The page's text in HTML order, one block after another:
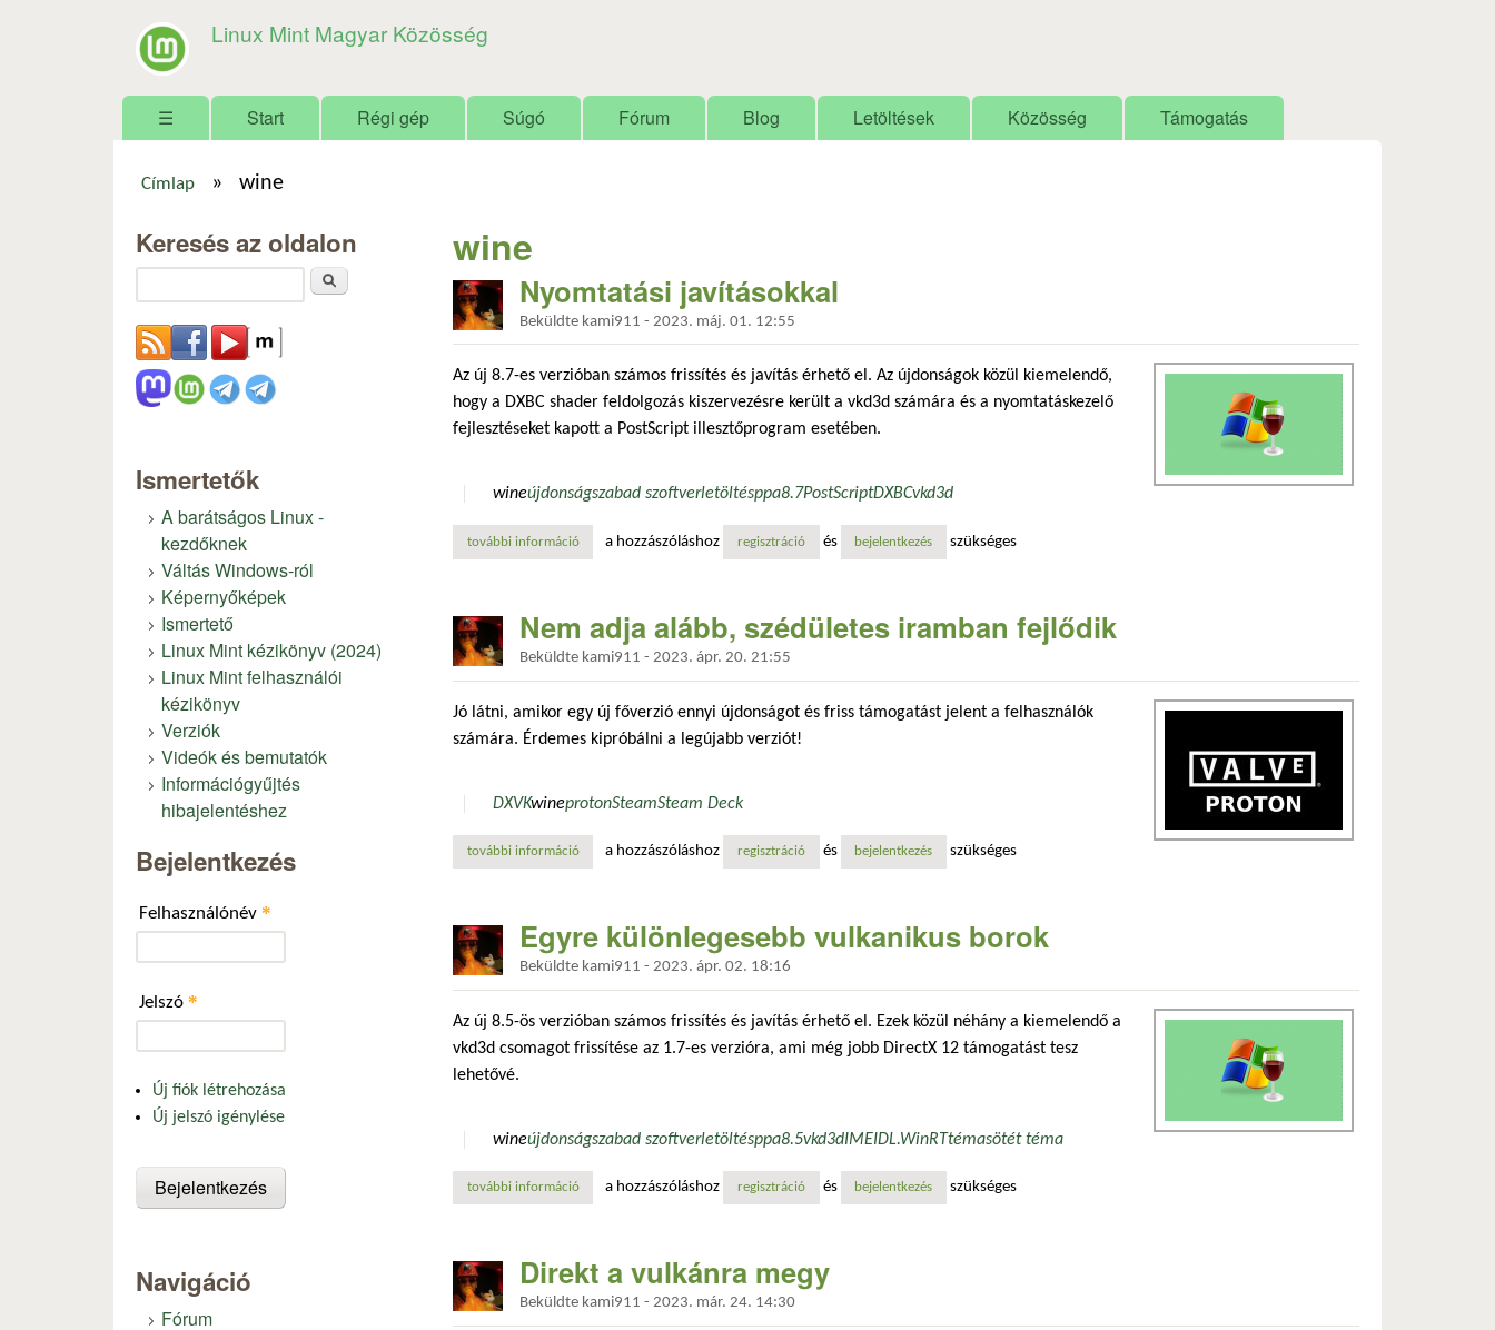
Linux Mint Magyar Közösség
Főmenü
☰ Start Régi gép Súgó Fórum Blog Letöltések Közösség Támogatás
Címlap » wine
wine
Nyomtatási javításokkal
Beküldte kami911 - 2023. máj. 01. 12:55
Az új 8.7-es verzióban számos frissítés és javítás érhető el. Az újdonságok közül kiemelendő,
hogy a DXBC shader feldolgozás kiszervezésre került a vkd3d számára és a nyomtatáskezelő
fejlesztéseket kapott a PostScript illesztőprogram esetében.
wineújdonságszabad szoftverletöltésppa8.7PostScriptDXBCvkd3d
további információnyomtatási javításokkal tartalommal kapcsolatosan
a hozzászóláshoz regisztráció és bejelentkezés szükséges
Nem adja alább, szédületes iramban fejlődik
Beküldte kami911 - 2023. ápr. 20. 21:55
Jó látni, amikor egy új főverzió ennyi újdonságot és friss támogatást jelent a felhasználók
számára. Érdemes kipróbálni a legújabb verziót!
DXVKwineprotonSteamSteam Deck
további információnem adja alább, szédületes iramban fejlődik tartalommal kapcsolatosan
a hozzászóláshoz regisztráció és bejelentkezés szükséges
Egyre különlegesebb vulkanikus borok
Beküldte kami911 - 2023. ápr. 02. 18:16
Az új 8.5-ös verzióban számos frissítés és javítás érhető el. Ezek közül néhány a kiemelendő a
vkd3d csomagot frissítése az 1.7-es verzióra, ami még jobb DirectX 12 támogatást tesz
lehetővé.
wineújdonságszabad szoftverletöltésppa8.5vkd3dIMEIDL.WinRTtémasötét téma
további információegyre különlegesebb vulkanikus borok tartalommal kapcsolatosan
a hozzászóláshoz regisztráció és bejelentkezés szükséges
Direkt a vulkánra megy
Beküldte kami911 - 2023. már. 24. 14:30
Keresés az oldalon
Ismertetők
A barátságos Linux -
kezdőknek
Váltás Windows-ról
Képernyőképek
Ismertető
Linux Mint kézikönyv (2024)
Linux Mint felhasználói
kézikönyv
Verziók
Videók és bemutatók
Információgyűjtés
hibajelentéshez
Bejelentkezés
Felhasználónév *
Jelszó *
Új fiók létrehozása
Új jelszó igénylése
Navigáció
Fórum